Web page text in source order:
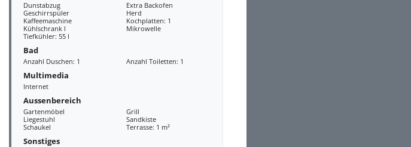
Dunstabzug
Extra Backofen
Geschirrspüler
Herd
Kaffeemaschine
Kochplatten: 1
Kühlschrank l
Mikrowelle
Tiefkühler: 55 l
Bad
Anzahl Duschen: 1 Anzahl Toiletten: 1
Multimedia
Internet
Aussenbereich
Gartenmöbel
Grill
Liegestuhl
Sandkiste
Schaukel
Terrasse: 1 m²
Sonstiges